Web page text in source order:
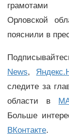
грамотами
Орловской
пояснили в
News,
следите за
области в
Больше
ВКонтакте.